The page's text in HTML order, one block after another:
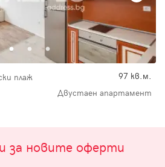
плаж 97 кв.м.
Двустаен апартамент
за новите оферти